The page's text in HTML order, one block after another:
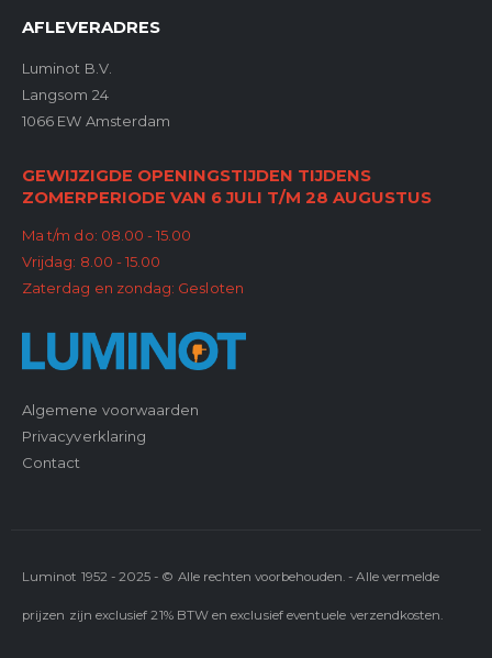
AFLEVERADRES
Luminot B.V.
Langsom 24
1066 EW Amsterdam
GEWIJZIGDE OPENINGSTIJDEN TIJDENS
ZOMERPERIODE VAN 6 JULI T/M 28 AUGUSTUS
Ma t/m do: 08.00 - 15.00
Vrijdag: 8.00 - 15.00
Zaterdag en zondag: Gesloten
Algemene voorwaarden
Privacyverklaring
Contact
Luminot 1952 - 2025 - © Alle rechten voorbehouden. - Alle vermelde
prijzen zijn exclusief 21% BTW en exclusief eventuele verzendkosten.